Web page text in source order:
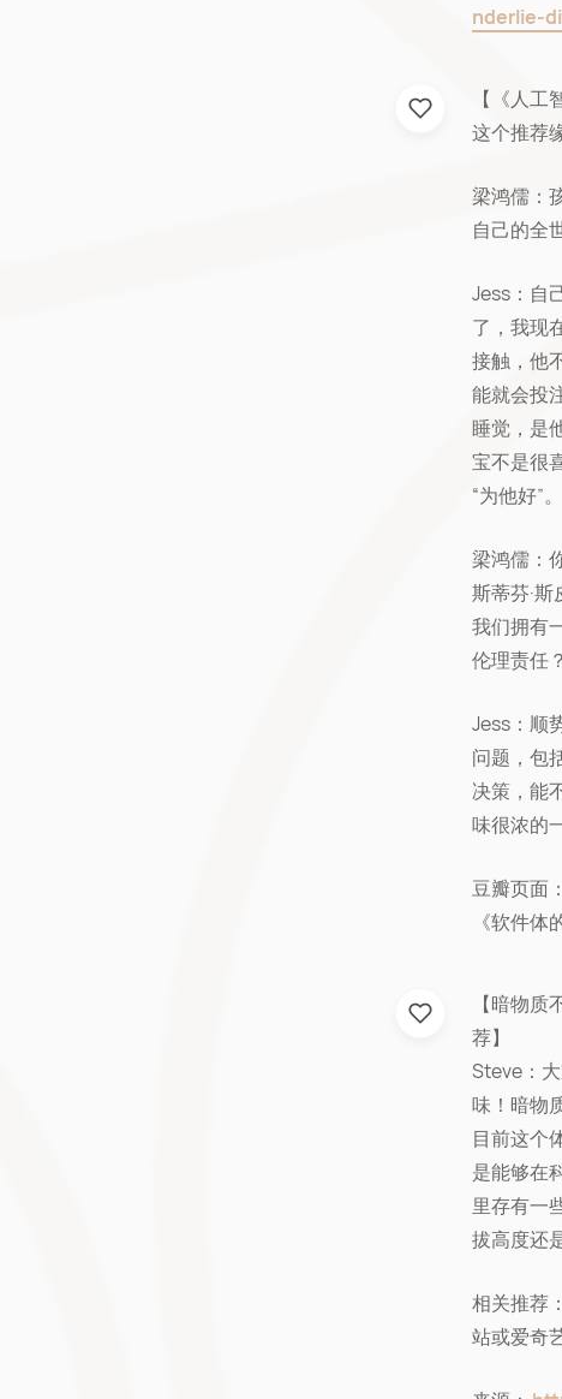
nderlie-
【《人
这个推荐
梁鸿儒：
自己的全
Jess：自
了，我现
接触，他
能就会投
睡觉，是
宝不是很
“为他好”。
梁鸿儒：
斯蒂芬·
我们拥有
伦理责任？
Jess：顺
问题，包
决策，能
味很浓的
豆瓣页面
《软件体
【暗物
荐】
Steve：
味！暗物
目前这个
是能够在
里存有一
拔高度还
相关推荐
站或爱奇